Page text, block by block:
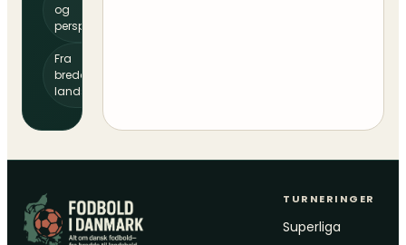
og
perspektiv
Fra
bredde til
landshold
TURNERINGER
Superliga